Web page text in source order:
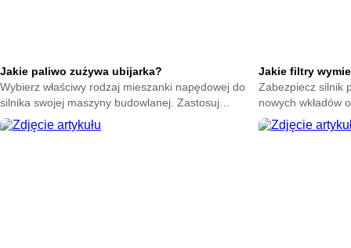
Jakie paliwo zużywa ubijarka?
Wybierz właściwy rodzaj mieszanki napędowej do
silnika swojej maszyny budowlanej. Zastosuj
optymalną ciecz i zapobiegaj awariom układu
wtryskowego.
Jakie filtry
Zabezpiecz silnik
nowych wkładów
bariery wymagają
maszyny.